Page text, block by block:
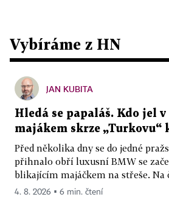
Vybíráme z HN
JAN KUBITA
Hledá se papaláš. Kdo jel
majákem skrze „Turkovu“
Před několika dny se do jedné
přihnalo obří luxusní BMW se
blikajícím majáčkem na střeše. Na
4. 8. 2026 ▪ 6 min. čtení